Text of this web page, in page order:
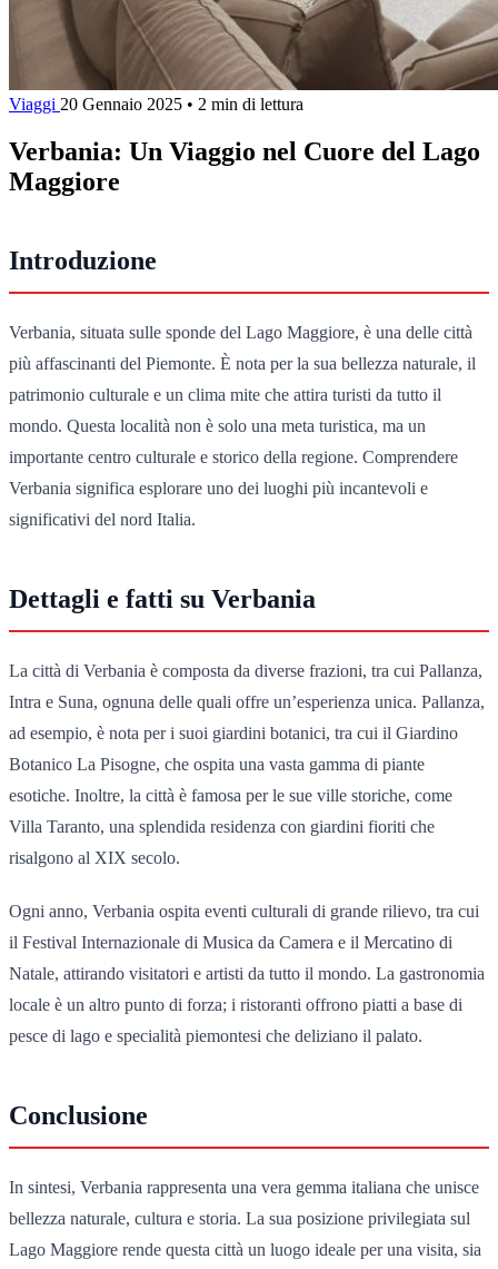
Viaggi 20 Gennaio 2025 • 2 min di lettura
Verbania: Un Viaggio nel Cuore del Lago
Maggiore
Introduzione
Verbania, situata sulle sponde del Lago Maggiore, è una delle città
più affascinanti del Piemonte. È nota per la sua bellezza naturale, il
patrimonio culturale e un clima mite che attira turisti da tutto il
mondo. Questa località non è solo una meta turistica, ma un
importante centro culturale e storico della regione. Comprendere
Verbania significa esplorare uno dei luoghi più incantevoli e
significativi del nord Italia.
Dettagli e fatti su Verbania
La città di Verbania è composta da diverse frazioni, tra cui Pallanza,
Intra e Suna, ognuna delle quali offre un’esperienza unica. Pallanza,
ad esempio, è nota per i suoi giardini botanici, tra cui il Giardino
Botanico La Pisogne, che ospita una vasta gamma di piante
esotiche. Inoltre, la città è famosa per le sue ville storiche, come
Villa Taranto, una splendida residenza con giardini fioriti che
risalgono al XIX secolo.
Ogni anno, Verbania ospita eventi culturali di grande rilievo, tra cui
il Festival Internazionale di Musica da Camera e il Mercatino di
Natale, attirando visitatori e artisti da tutto il mondo. La gastronomia
locale è un altro punto di forza; i ristoranti offrono piatti a base di
pesce di lago e specialità piemontesi che deliziano il palato.
Conclusione
In sintesi, Verbania rappresenta una vera gemma italiana che unisce
bellezza naturale, cultura e storia. La sua posizione privilegiata sul
Lago Maggiore rende questa città un luogo ideale per una visita, sia